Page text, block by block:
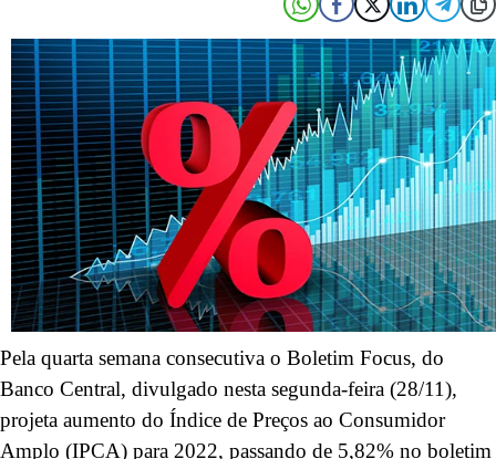
Pela quarta semana consecutiva o Boletim Focus, do
Banco Central, divulgado nesta segunda-feira (28/11),
projeta aumento do Índice de Preços ao Consumidor
Amplo (IPCA) para 2022, passando de 5,82% no boletim